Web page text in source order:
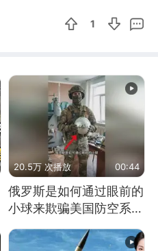
1
20.5万 次播放 00:44
俄罗斯是如何通过眼前的
小球来欺骗美国防空系统
的